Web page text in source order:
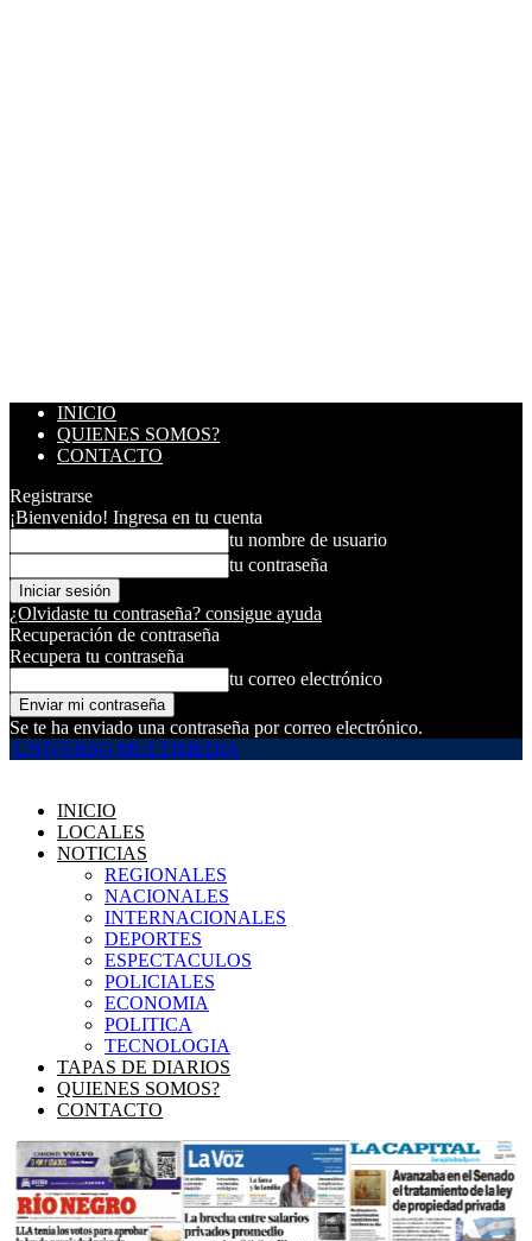
INICIO
QUIENES SOMOS?
CONTACTO
Registrarse
¡Bienvenido! Ingresa en tu cuenta
tu nombre de usuario
tu contraseña
¿Olvidaste tu contraseña? consigue ayuda
Recuperación de contraseña
Recupera tu contraseña
tu correo electrónico
Se te ha enviado una contraseña por correo electrónico.
UNIVERSO MULTIMEDIA
INICIO
LOCALES
NOTICIAS
REGIONALES
NACIONALES
INTERNACIONALES
DEPORTES
ESPECTACULOS
POLICIALES
ECONOMIA
POLITICA
TECNOLOGIA
TAPAS DE DIARIOS
QUIENES SOMOS?
CONTACTO